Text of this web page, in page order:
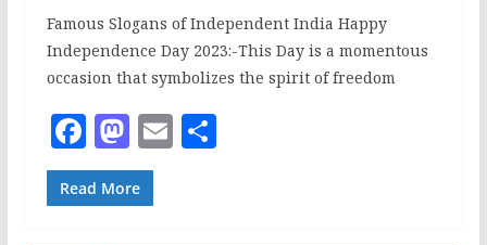
Famous Slogans of Independent India Happy
Independence Day 2023:-This Day is a momentous
occasion that symbolizes the spirit of freedom
F
a
c
M
a
st
E S
Read More